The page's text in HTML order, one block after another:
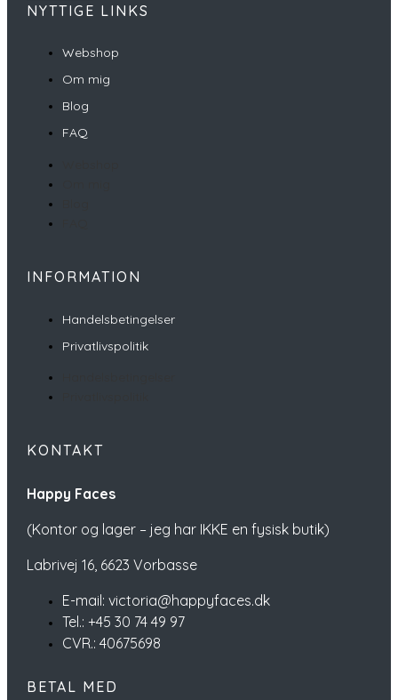
NYTTIGE LINKS
Webshop
Om mig
Blog
FAQ
INFORMATION
Handelsbetingelser
Privatlivspolitik
KONTAKT
Happy Faces
(Kontor og lager – jeg har IKKE en fysisk butik)
Labrivej 16, 6623 Vorbasse
E-mail: victoria@happyfaces.dk
Tel.: +45 30 74 49 97
CVR.: 40675698
BETAL MED